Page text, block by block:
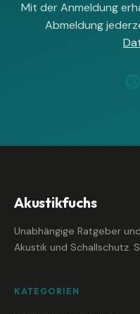
Mit der Anmeldung
Abmeldung
Akustikfuchs
Unabhängige Ratgeber
Akustik und Schallschutz.
KATEGORIEN